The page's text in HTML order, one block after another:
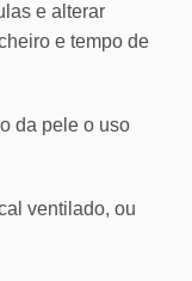
e alterar
e tempo de
da pele o uso
ventilado, ou